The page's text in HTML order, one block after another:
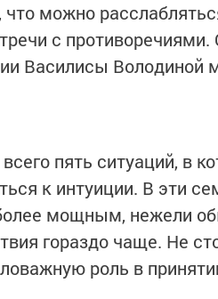
что можно
с
Василисы Володиной
пять ситуаций, в
к интуиции. В эти
мощным, нежели
гораздо чаще. Не
роль в